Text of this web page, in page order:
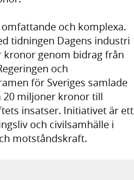
och komplexa.
tidningen Dagens industri
kronor genom bidrag från
och
för Sveriges samlade
20 miljoner kronor till
insatser. Initiativet är ett
och civilsamhälle i
motståndskraft.